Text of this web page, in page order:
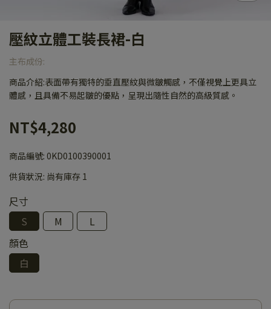
壓紋立體工裝長裙-白
主布成份:
商品介紹:表面帶有獨特的垂直壓紋與微皺觸感，不僅視覺上更具立
體感，且具備不易起皺的優點，呈現出隨性自然的高級質感。
NT$4,280
商品編號: 0KD0100390001
供貨狀況: 尚有庫存 1
尺寸
S
M
L
顏色
白